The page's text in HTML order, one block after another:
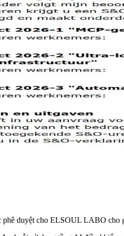
phê duyệt cho ELSOUL LABO cho